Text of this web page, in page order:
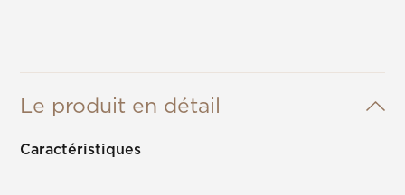
Le produit en détail
Caractéristiques